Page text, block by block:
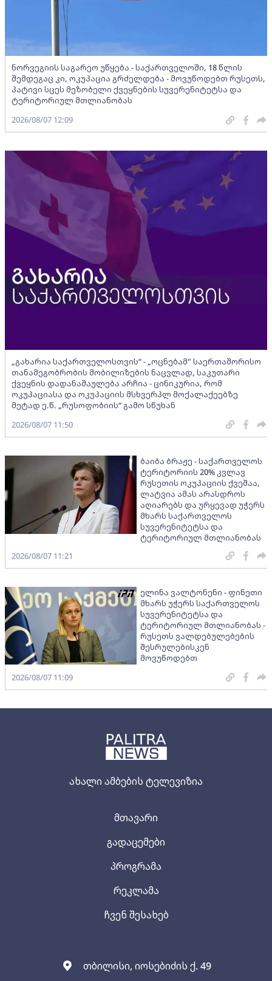
ახალი ამბების ტელევიზია
თბილისი, იოსებიძის ქ. 49
მთავარი
გადაცემები
პროგრამა
რეკლამა
ჩვენ შესახებ
ნორვეგიის საგარეო უწყება - საქართველოში, 18 წლის
შემდეგაც კი, ოკუპაცია გრძელდება - მოვუწოდებთ რუსეთს,
პატივი სცეს მეზობელი ქვეყნების სუვერენიტეტსა და
ტერიტორიულ მთლიანობას
2026/08/07 12:09
„გახარია საქართველოსთვის“ - „ოცნებამ" საერთაშორისო
თანამეგობრობის მობილიზების ნაცვლად, საკუთარი
ქვეყნის დადანაშაულება არჩია - ცინიკურია, რომ
ოკუპაციასა და ოკუპაციის მსხვერპლ მოქალაქეებზე
მეტად ე.წ. „რუსოფობიის“ გამო სწუხან
2026/08/07 11:50
ბაიბა ბრაჟე - საქართველოს
ტერიტორიის 20% კვლავ
რუსეთის ოკუპაციის ქვეშაა,
ლატვია ამას არასდროს
აღიარებს და ურყევად უჭერს
მხარს საქართველოს
სუვერენიტეტსა და
ტერიტორიულ მთლიანობას
2026/08/07 11:21
ელინა ვალტონენი - ფინეთი
მხარს უჭერს საქართველოს
სუვერენიტეტსა და
ტერიტორიულ მთლიანობას -
რუსეთს ვალდებულებების
შესრულებისკენ
მოვუწოდებთ
2026/08/07 11:09